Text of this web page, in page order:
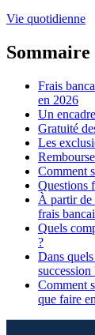
Vie quotidienne
Sommaire
Frais
en 2026
Un
Gratuité
Les
Comment
Questions
À partir de
frais
Quels
?
Dans
succession
Comment
que faire